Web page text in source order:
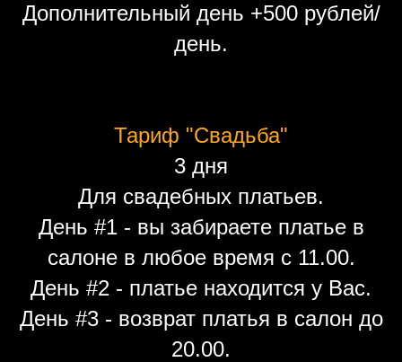
Дополнительный день +500 рублей/
день.
Тариф "Свадьба"
3 дня
Для свадебных платьев.
День #1 - вы забираете платье в
салоне в любое время с 11.00.
День #2 - платье находится у Вас.
День #3 - возврат платья в салон до
20.00.